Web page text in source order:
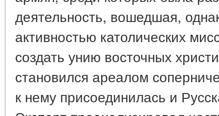
деятельность, вошедшая,
активностью католических
создать унию восточных
становился ареалом
к нему присоединилась и